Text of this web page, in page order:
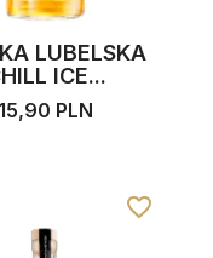
LUBELSKA
ICE...
15,90 PLN
favorite_border